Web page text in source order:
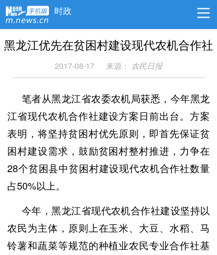
时政
黑龙江优先在贫困村建设现代农机合作社
2017-08-17 来源： 农民日报
笔者从黑龙江省农委农机局获悉，今年黑龙
江省现代农机合作社建设方案日前出台。方案
表明，将坚持贫困村优先原则，即首先保证贫
困村建设需求，鼓励贫困村整村推进，力争在
28个贫困县中贫困村建设现代农机合作社数量
占50%以上。
今年，黑龙江省现代农机合作社建设坚持以
农民为主体，原则上在玉米、大豆、水稻、马
铃薯和蔬菜等规范的种植业农民专业合作社基